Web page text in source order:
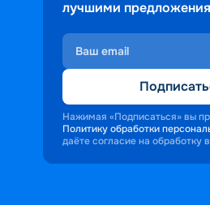
лучшими
Нажимая «Подписаться» вы
Политику обработки
даёте согласие на обработку